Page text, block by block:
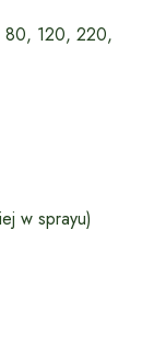
80, 120, 220,
w sprayu)